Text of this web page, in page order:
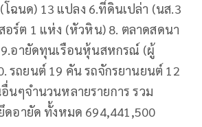
ฉนด) 13 แปลง 6.ที่ดินเปล่า (นส.3
อร์ต 1 แห่ง (หัวหิน) 8. ตลาดสดนา
9.อายัดทุนเรือนหุ้นสหกรณ์ (ผู้
รถยนต์ 19 คัน รถจักรยานยนต์ 12
นๆจำนวนหลายรายการ รวม
อายัด ทั้งหมด 694,441,500